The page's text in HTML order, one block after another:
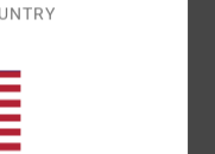
e viscose
fecho de correr